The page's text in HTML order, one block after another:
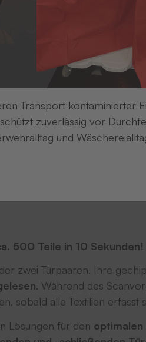
500 Teile in 10 Sekunden!
zwei Türpaaren. Ihre
. Während des
sobald alle Textilien erfasst
Lösungen für den
Transport kontaminierter
zuverlässig vor
und